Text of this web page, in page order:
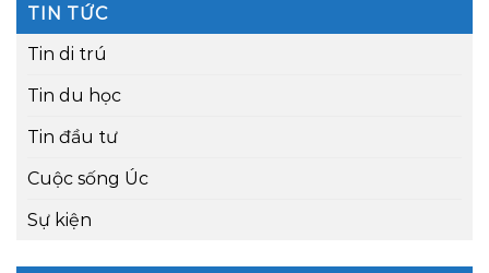
TIN TỨC
Tin di trú
Tin du học
Tin đầu tư
Cuộc sống Úc
Sự kiện